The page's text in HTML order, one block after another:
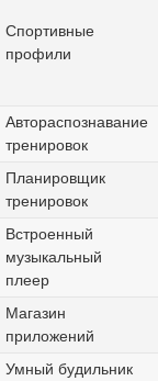
Спортивные
профили
Автораспознавание
тренировок
Планировщик
тренировок
Встроенный
музыкальный
плеер
Магазин
приложений
Умный будильник